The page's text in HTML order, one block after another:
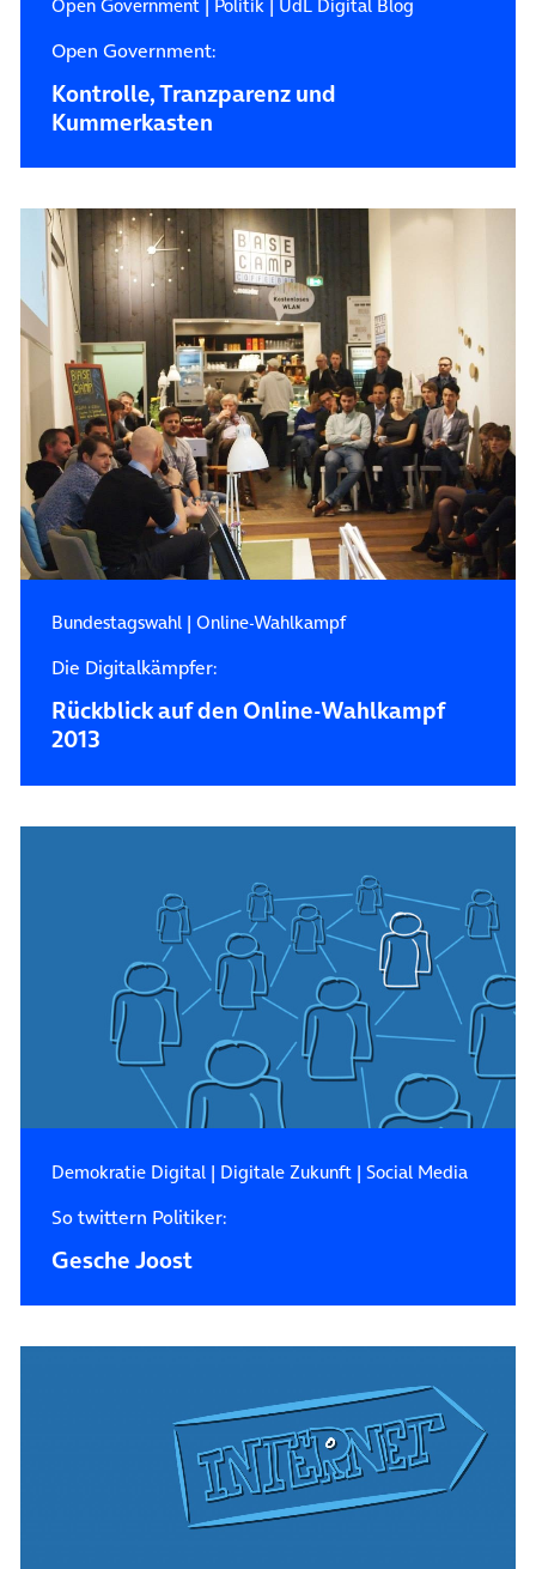
Open Government| Politik| UdL Digital Blog
Open Government:
Kontrolle, Tranzparenz und
Kummerkasten
Bundestagswahl| Online-Wahlkampf
Die Digitalkämpfer:
Rückblick auf den Online-Wahlkampf
2013
Demokratie Digital| Digitale Zukunft| Social Media
So twittern Politiker:
Gesche Joost